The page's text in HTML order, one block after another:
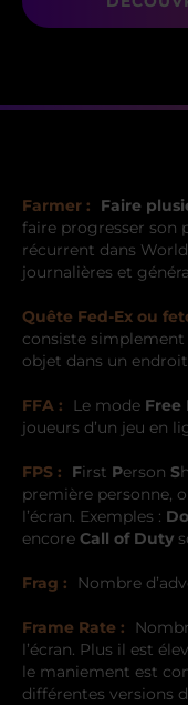
Farmer : Faire
faire progresser son
récurrent dans
journalières et
Quête Fed-Ex ou
consiste
objet dans un
FFA : Le mode Free
joueurs d’un jeu en
FPS : First Person S
première personne,
l’écran. Exemples :
encore Call of Duty
Frag : Nombre
Frame Rate :
l’écran. Plus il est
le maniement est
différentes versions